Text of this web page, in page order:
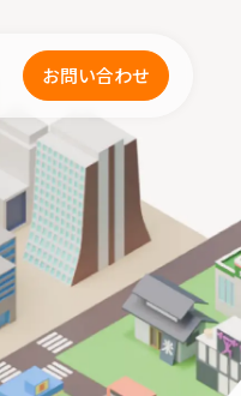
お問い合わせ